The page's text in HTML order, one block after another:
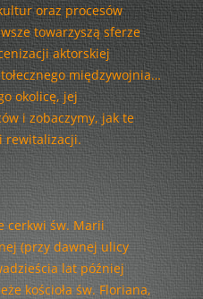
oraz procesów
towarzyszą sferze
aktorskiej
międzywojnia…
okolicę, jej
i zobaczymy, jak te
rewitalizacji.
cerkwi św. Marii
(przy dawnej ulicy
lat później
kościoła św. Floriana,